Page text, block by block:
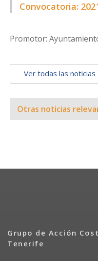
Convocatoria:
Promotor:
Ver todas las noticias
Otras noticias
Grupo de Acción
Tenerife